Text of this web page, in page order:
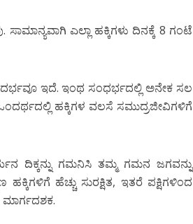
ಎಲ್ಲಾ ಹಕ್ಕಿಗಳು ದಿನಕ್ಕೆ 8 ಗಂಟೆ
ಇದೆ. ಇಂಥ ಸಂಧರ್ಭದಲ್ಲಿ ಅನೇಕ ಸಲ
ಹಕ್ಕಿಗಳ ವಲಸೆ ಸಮುದ್ರಜೀವಿಗಳಿಗೆ
ದಿಕ್ಕನ್ನು ಗಮನಿಸಿ ತಮ್ಮ ಗಮನ ಜಗವನ್ನು
ಹೆಚ್ಚು ಸುರಕ್ಷಿತ, ಇತರೆ ಪಕ್ಷಿಗಳಿಂದ
ಮಾರ್ಗದಶಕ.